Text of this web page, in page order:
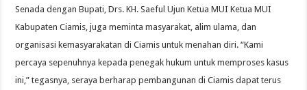
Senada dengan Bupati, Drs. KH. Saeful Ujun Ketua MUI Ketua MUI
Kabupaten Ciamis, juga meminta masyarakat, alim ulama, dan
organisasi kemasyarakatan di Ciamis untuk menahan diri. “Kami
percaya sepenuhnya kepada penegak hukum untuk memproses kasus
ini,” tegasnya, seraya berharap pembangunan di Ciamis dapat terus